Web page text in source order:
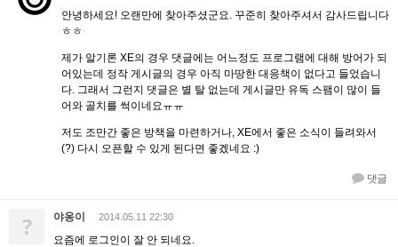
안녕하세요! 오랜만에 찾아주셨군요. 꾸준히 찾아주셔서 감사드립니다
ㅎㅎ
제가 알기론 XE의 경우 댓글에는 어느정도 프로그램에 대해 방어가 되
어있는데 정작 게시글의 경우 아직 마땅한 대응책이 없다고 들었습니
다. 그래서 그런지 댓글은 별 탈 없는데 게시글만 유독 스팸이 많이 들
어와 골치를 썩이네요ㅠㅠ
저도 조만간 좋은 방책을 마련하거나, XE에서 좋은 소식이 들려와서
(?) 다시 오픈할 수 있게 된다면 좋겠네요 :)
댓글
? 야옹이 2014.05.11 22:30
요즘에 로그인이 잘 안 되네요.